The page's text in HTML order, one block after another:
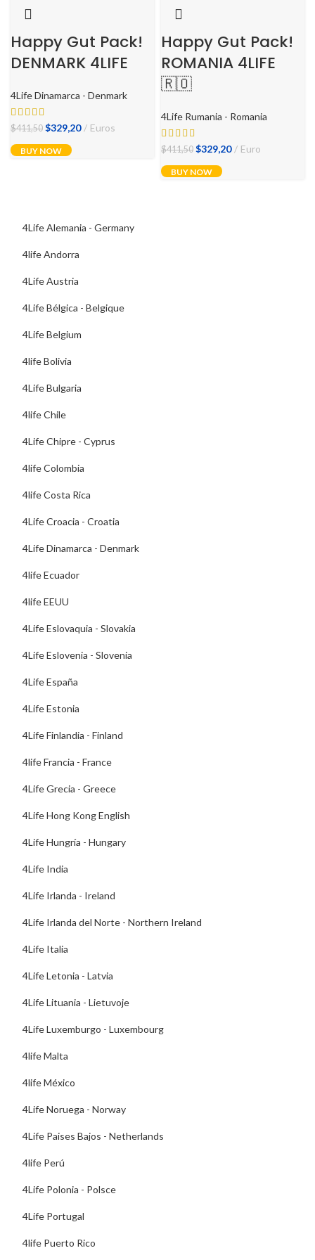
4Life Alemania - Germany
4life Andorra
4Life Austria
4Life Bélgica - Belgique
4Life Belgium
4life Bolivia
4Life Bulgaria
4life Chile
4Life Chipre - Cyprus
4life Colombia
4life Costa Rica
4Life Croacia - Croatia
4Life Dinamarca - Denmark
4life Ecuador
4life EEUU
4Life Eslovaquia - Slovakia
4Life Eslovenia - Slovenia
4Life España
4Life Estonia
4Life Finlandia - Finland
4life Francia - France
4Life Grecia - Greece
4Life Hong Kong English
4Life Hungría - Hungary
4Life India
4Life Irlanda - Ireland
4Life Irlanda del Norte - Northern Ireland
4Life Italia
4Life Letonia - Latvia
4Life Lituania - Lietuvoje
4Life Luxemburgo - Luxembourg
4life Malta
4life México
4Life Noruega - Norway
4Life Paises Bajos - Netherlands
4life Perú
4Life Polonia - Polsce
4Life Portugal
4life Puerto Rico
Happy Gut Pack!
DENMARK 4LIFE
4Life Dinamarca - Denmark
$411,50 El
precio
original
$329,20El Euros
BUY NOW
Happy Gut Pack!
ROMANIA 4LIFE
🇷🇴
4Life Rumania - Romania
$411,50 El
precio
original
$329,20El Euro
BUY NOW